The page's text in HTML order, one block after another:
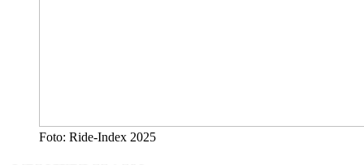
Foto: Ride-Index 2025